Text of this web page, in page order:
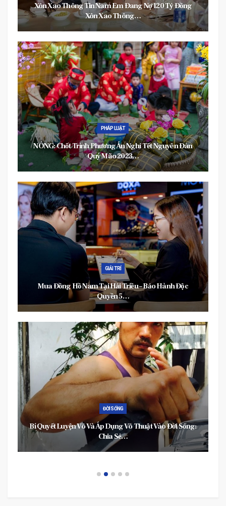
Xôn Xao Thông Tin Nam Em Đang Nợ 120 Tỷ Đồng
Xôn Xao Thông…
PHÁP LUẬT
NÓNG: Chốt Trình Phương Án Nghỉ Tết Nguyên Đán
Quý Mão 2023…
GIẢI TRÍ
Mua Đồng Hồ Nam Tại Hải Triều – Bảo Hành Độc
Quyền 5…
ĐỜI SỐNG
Bí Quyết Luyện Võ Và Áp Dụng Võ Thuật Vào Đời Sống:
Chia Sẻ…